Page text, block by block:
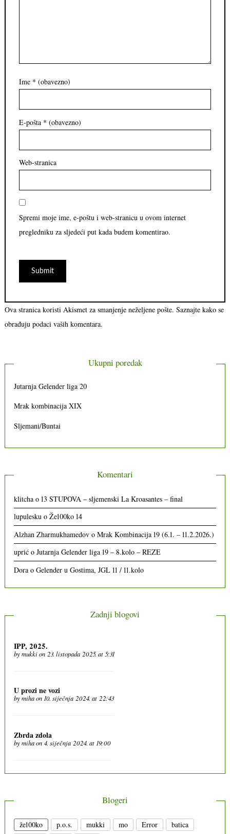
Ime * (obavezno)
E-pošta * (obavezno)
Web-stranica
Spremi moje ime, e-poštu i web-stranicu u ovom internet
pregledniku za sljedeći put kada budem komentirao.
Ova stranica koristi Akismet za smanjenje neželjene pošte. Saznajte kako se
obrađuju podaci vaših komentara.
Ukupni poredak
Jutarnja Gelender liga 20
Mrak kombinacija XIX
Sljemani/Buntai
Komentari
klitcha o13 STUPOVA – sljemenski La Kroasantes – final
lupulesku oŽe100ko 14
Alzhan Zharmukhamedov oMrak Kombinacija 19 (6.1. – 11.2.2026.)
uprić oJutarnja Gelender liga 19 – 8.kolo – REZE
Dora oGelender u Gostima, JGL 11 / 11.kolo
Zadnji blogovi
IPP, 2025.
bymukkion 23. listopada 2025. at 5:31
U prozi ne vozi
bymihaon 10. siječnja 2024. at 22:43
Zbrda zdola
bymihaon 4. siječnja 2024. at 19:00
Blogeri
že100ko p.o.s. mukki mo Error
batica
Že100ko 11